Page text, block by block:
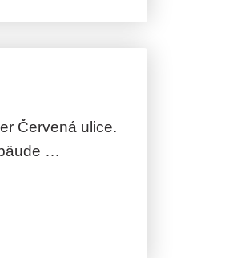
Červená ulice.
…